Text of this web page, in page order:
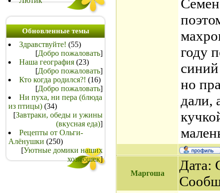
Обновленные темы
Здравствуйте! (55)
[Добро пожаловать]
Наша география (23)
[Добро пожаловать]
Кто когда родился?! (16)
[Добро пожаловать]
Ни пуха, ни пера (блюда
из птицы) (34)
[Завтраки, обеды и ужины
(вкусная еда)]
Рецепты от Ольги-
Алёнушки (250)
[Уютные домики наших
хозяюшек]
году
но
дали,
Маргоша
Дата: